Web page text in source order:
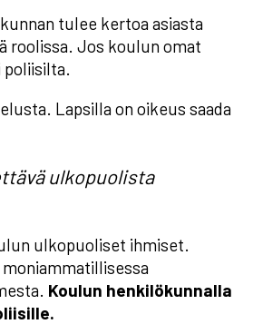
tulee kertoa asiasta
roolissa. Jos koulun omat
poliisilta.
Lapsilla on oikeus saada
ulkopuolista
ulkopuoliset ihmiset.
Koulun henkilökunnalla